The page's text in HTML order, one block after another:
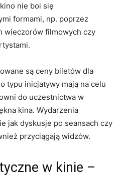
nie boi się
formami, np. poprzez
wieczorów filmowych czy
są ceny biletów dla
typu inicjatywy mają na celu
do uczestnictwa w
kina. Wydarzenia
jak dyskusje po seansach czy
przyciągają widzów.
w kinie –